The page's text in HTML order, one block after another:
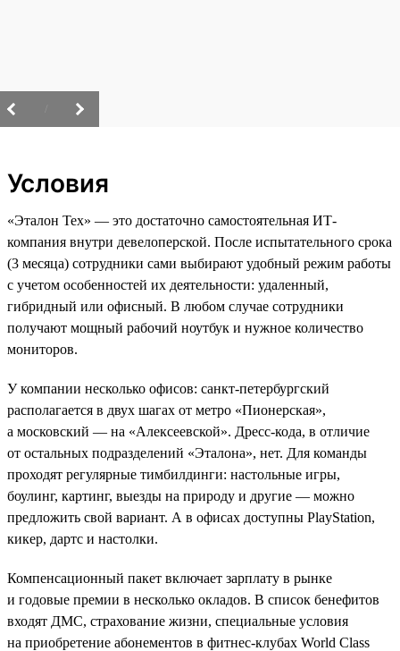
Условия
«Эталон Тех» — это достаточно самостоятельная ИТ-
компания внутри девелоперской. После испытательного срока
(3 месяца) сотрудники сами выбирают удобный режим работы
с учетом особенностей их деятельности: удаленный,
гибридный или офисный. В любом случае сотрудники
получают мощный рабочий ноутбук и нужное количество
мониторов.
У компании несколько офисов: санкт-петербургский
располагается в двух шагах от метро «Пионерская»,
а московский — на «Алексеевской». Дресс-кода, в отличие
от остальных подразделений «Эталона», нет. Для команды
проходят регулярные тимбилдинги: настольные игры,
боулинг, картинг, выезды на природу и другие — можно
предложить свой вариант. А в офисах доступны PlayStation,
кикер, дартс и настолки.
Компенсационный пакет включает зарплату в рынке
и годовые премии в несколько окладов. В список бенефитов
входят ДМС, страхование жизни, специальные условия
на приобретение абонементов в фитнес-клубах World Class